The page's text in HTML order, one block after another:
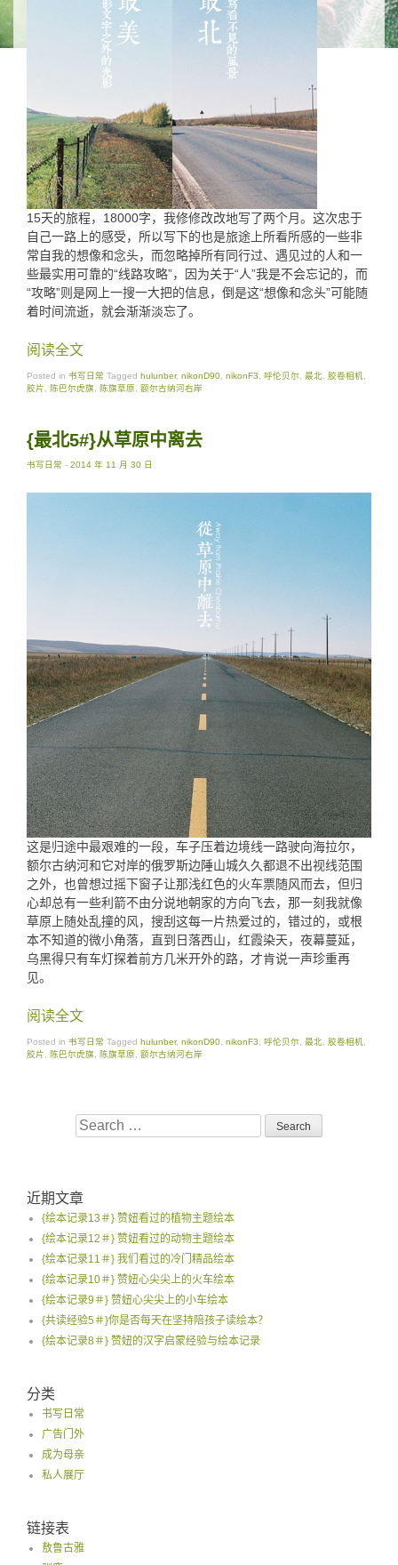
15天的旅程，18000字，我修修改改地写了两个月。这次忠于
自己一路上的感受，所以写下的也是旅途上所看所感的一些非
常自我的想像和念头，而忽略掉所有同行过、遇见过的人和一
些最实用可靠的“线路攻略”，因为关于“人”我是不会忘记的，而
“攻略”则是网上一搜一大把的信息，倒是这“想像和念头”可能随
着时间流逝，就会渐渐淡忘了。
阅读全文
Posted in 书写日常 Tagged hulunber, nikonD90 nikonF3 呼伦贝尔 最北 胶卷相机
胶片
陈巴尔虎旗 陈旗草原 额尔古纳河右岸
{最北5#}从草原中离去
书写日常 - 2014 年 11 月 30 日
这是归途中最艰难的一段，车子压着边境线一路驶向海拉尔，
额尔古纳河和它对岸的俄罗斯边陲山城久久都退不出视线范围
之外，也曾想过摇下窗子让那浅红色的火车票随风而去，但归
心却总有一些利箭不由分说地朝家的方向飞去，那一刻我就像
草原上随处乱撞的风，搜刮这每一片热爱过的，错过的，或根
本不知道的微小角落，直到日落西山，红霞染天，夜幕蔓延，
乌黑得只有车灯探着前方几米开外的路，才肯说一声珍重再
见。
阅读全文
Posted in 书写日常 Tagged hulunber, nikonD90 nikonF3 呼伦贝尔 最北 胶卷相机
胶片
陈巴尔虎旗 陈旗草原 额尔古纳河右岸
Search
近期文章
{绘本记录13＃} 赞妞看过的植物主题绘本
{绘本记录12＃} 赞妞看过的动物主题绘本
{绘本记录11＃} 我们看过的冷门精品绘本
{绘本记录10＃} 赞妞心尖尖上的火车绘本
{绘本记录9＃} 赞妞心尖尖上的小车绘本
{共读经验5＃}你是否每天在坚持陪孩子读绘本？
{绘本记录8＃} 赞妞的汉字启蒙经验与绘本记录
分类
书写日常
广告门外
成为母亲
私人展厅
链接表
敖鲁古雅